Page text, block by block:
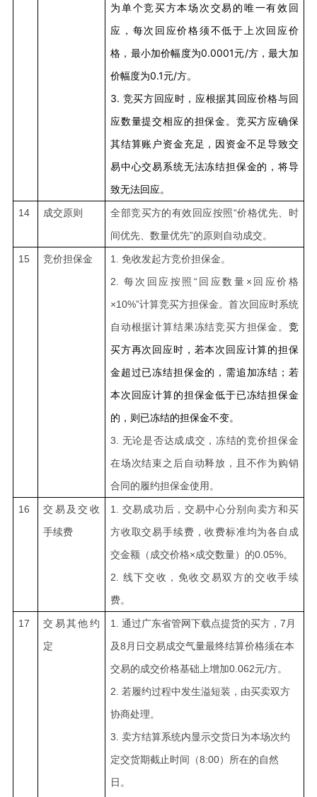
为单个竞买方本场次交易的唯一有效回
应，每次回应价格须不低于上次回应价
格，最小加价幅度为0.0001元/方，最大加
价幅度为0.1元/方。
3. 竞买方回应时，应根据其回应价格与回
应数量提交相应的担保金。竞买方应确保
其结算账户资金充足，因资金不足导致交
易中心交易系统无法冻结担保金的，将导
致无法回应。
14 成交原则
全部竞买方的有效回应按照“价格优先、时
间优先、数量优先”的原则自动成交。
15 竞价担保金 1.免收发起方竞价担保金。
2. 每次回应按照“回应数量×回应价格
×10%”计算竞买方担保金。首次回应时系统
自动根据计算结果冻结竞买方担保金。 竞
买方再次回应时，若本次回应计算的担保
金超过已冻结担保金的，需追加冻结；若
本次回应计算的担保金低于已冻结担保金
的，则已冻结的担保金不变。
3. 无论是否达成成交，冻结的竞价担保金
在场次结束之后自动释放，且不作为购销
合同的履约担保金使用。
16
交易及交收
手续费
1. 交易成功后， 交易中心分别向卖方和买
方收取交易手续费，收费标准均为各自成
交金额（成交价格×成交数量）的0.05%。
2. 线下交收，免收交易双方的交收手续
费。
17
交易其他约
定
1.通过广东省管网下载点提货的买方，7月
及8月日交易成交气量最终结算价格须在本
交易的成交价格基础上增加0.062元/方。
2.若履约过程中发生溢短装，由买卖双方
协商处理。
3.卖方结算系统内显示交货日为本场次约
定交货期截止时间（8:00）所在的自然
日。